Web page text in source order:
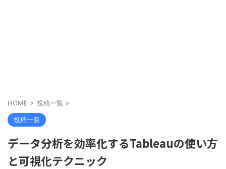
HOME > 投稿一覧 >
投稿一覧
データ分析を効率化するTableauの使い方
と可視化テクニック